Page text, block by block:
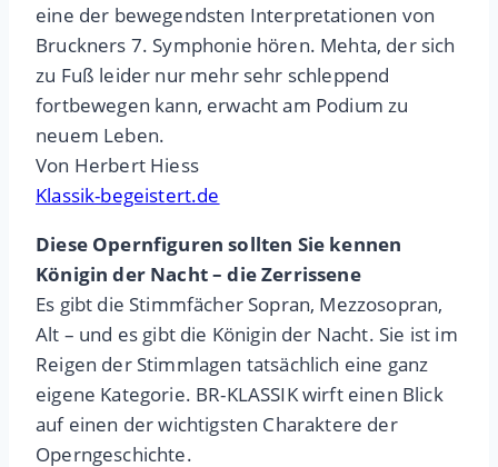
eine der bewegendsten Interpretationen von
Bruckners 7. Symphonie hören. Mehta, der sich
zu Fuß leider nur mehr sehr schleppend
fortbewegen kann, erwacht am Podium zu
neuem Leben.
Von Herbert Hiess
Klassik-begeistert.de
Diese Opernfiguren sollten Sie kennen
Königin der Nacht – die Zerrissene
Es gibt die Stimmfächer Sopran, Mezzosopran,
Alt – und es gibt die Königin der Nacht. Sie ist im
Reigen der Stimmlagen tatsächlich eine ganz
eigene Kategorie. BR-KLASSIK wirft einen Blick
auf einen der wichtigsten Charaktere der
Operngeschichte.